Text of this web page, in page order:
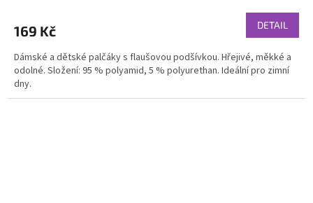
169 Kč DETAIL
Dámské a dětské palčáky s flaušovou podšívkou. Hřejivé, měkké a
odolné. Složení: 95 % polyamid, 5 % polyurethan. Ideální pro zimní
dny.